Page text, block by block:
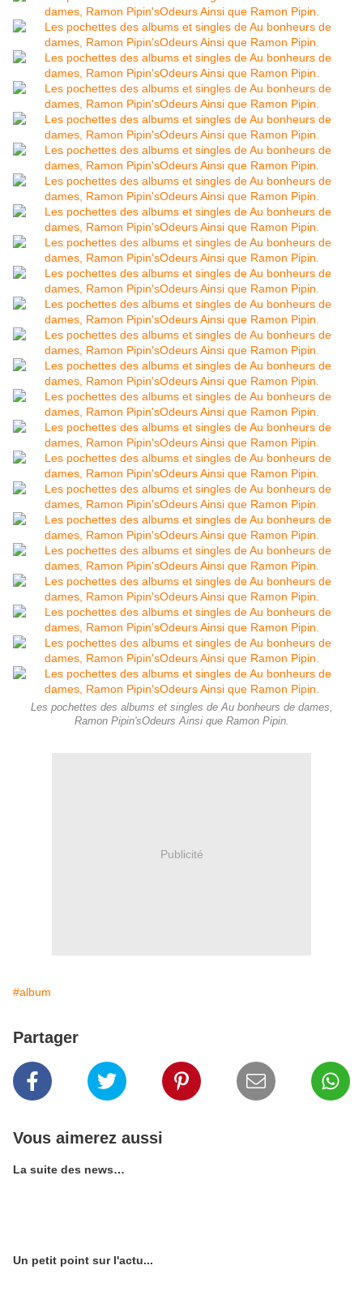
Les pochettes des albums et singles de Au bonheurs de dames,
Ramon Pipin'sOdeurs Ainsi que Ramon Pipin.
Publicité
#album
Partager
Vous aimerez aussi
La suite des news…
Un petit point sur l'actu...